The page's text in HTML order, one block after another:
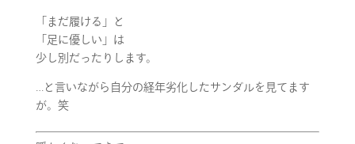
「まだ履ける」と
「足に優しい」は
少し別だったりします。
…と言いながら自分の経年劣化したサンダルを見てます
が。笑